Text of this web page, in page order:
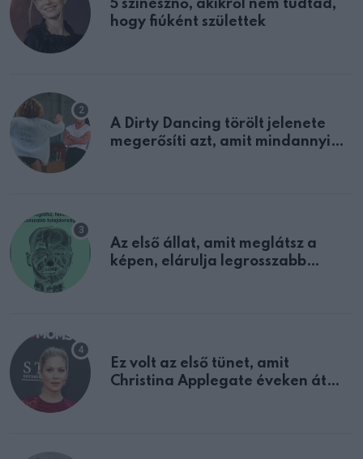
5 színésznő, akikről nem tudtad,
hogy fiúként születtek
A Dirty Dancing törölt jelenete
megerősíti azt, amit mindannyian
Az első állat, amit meglátsz a
képen, elárulja legrosszabb
Ez volt az első tünet, amit
Christina Applegate éveken át